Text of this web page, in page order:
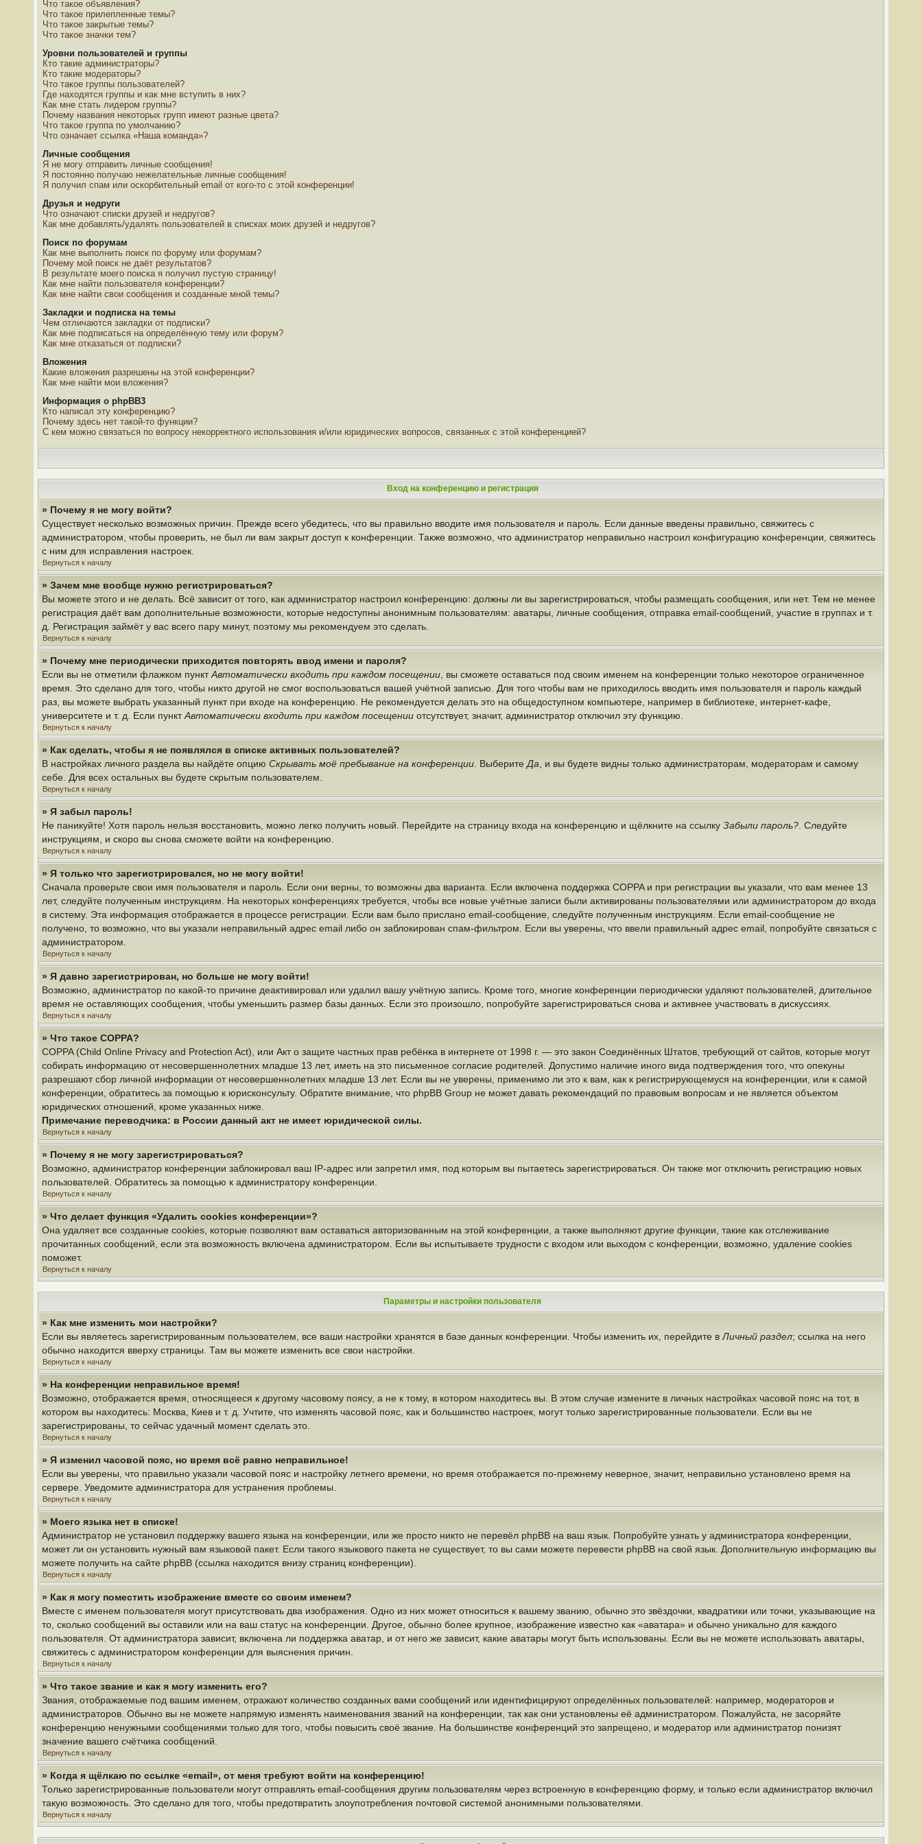
Что такое объявления?
Что такое прилепленные темы?
Что такое закрытые темы?
Что такое значки тем?
Уровни пользователей и группы
Кто такие администраторы?
Кто такие модераторы?
Что такое группы пользователей?
Где находятся группы и как мне вступить в них?
Как мне стать лидером группы?
Почему названия некоторых групп имеют разные цвета?
Что такое группа по умолчанию?
Что означает ссылка «Наша команда»?
Личные сообщения
Я не могу отправить личные сообщения!
Я постоянно получаю нежелательные личные сообщения!
Я получил спам или оскорбительный email от кого-то с этой конференции!
Друзья и недруги
Что означают списки друзей и недругов?
Как мне добавлять/удалять пользователей в списках моих друзей и недругов?
Поиск по форумам
Как мне выполнить поиск по форуму или форумам?
Почему мой поиск не даёт результатов?
В результате моего поиска я получил пустую страницу!
Как мне найти пользователя конференции?
Как мне найти свои сообщения и созданные мной темы?
Закладки и подписка на темы
Чем отличаются закладки от подписки?
Как мне подписаться на определённую тему или форум?
Как мне отказаться от подписки?
Вложения
Какие вложения разрешены на этой конференции?
Как мне найти мои вложения?
Информация о phpBB3
Кто написал эту конференцию?
Почему здесь нет такой-то функции?
С кем можно связаться по вопросу некорректного использования и/или юридических вопросов, связанных с этой конференцией?
Вход на конференцию и регистрация
» Почему я не могу войти?
Существует несколько возможных причин. Прежде всего убедитесь, что вы правильно вводите имя пользователя и пароль. Если данные введены правильно, свяжитесь с
администратором, чтобы проверить, не был ли вам закрыт доступ к конференции. Также возможно, что администратор неправильно настроил конфигурацию конференции, свяжитесь
с ним для исправления настроек.
Вернуться к началу
» Зачем мне вообще нужно регистрироваться?
Вы можете этого и не делать. Всё зависит от того, как администратор настроил конференцию: должны ли вы зарегистрироваться, чтобы размещать сообщения, или нет. Тем не менее
регистрация даёт вам дополнительные возможности, которые недоступны анонимным пользователям: аватары, личные сообщения, отправка email-сообщений, участие в группах и т.
д. Регистрация займёт у вас всего пару минут, поэтому мы рекомендуем это сделать.
Вернуться к началу
» Почему мне периодически приходится повторять ввод имени и пароля?
Если вы не отметили флажком пунктАвтоматически входить при каждом посещении , вы сможете оставаться под своим именем на конференции только некоторое ограниченное
время. Это сделано для того, чтобы никто другой не смог воспользоваться вашей учётной записью. Для того чтобы вам не приходилось вводить имя пользователя и пароль каждый
раз, вы можете выбрать указанный пункт при входе на конференцию. Не рекомендуется делать это на общедоступном компьютере, например в библиотеке, интернет-кафе,
университете и т. д. Если пунктАвтоматически входить при каждом посещении отсутствует, значит, администратор отключил эту функцию.
Вернуться к началу
» Как сделать, чтобы я не появлялся в списке активных пользователей?
В настройках личного раздела вы найдёте опцию Скрывать моё пребывание на конференции . Выберите Да , и вы будете видны только администраторам, модераторам и самому
себе. Для всех остальных вы будете скрытым пользователем.
Вернуться к началу
» Я забыл пароль!
Не паникуйте! Хотя пароль нельзя восстановить, можно легко получить новый. Перейдите на страницу входа на конференцию и щёлкните на ссылку Забыли пароль? . Следуйте
инструкциям, и скоро вы снова сможете войти на конференцию.
Вернуться к началу
» Я только что зарегистрировался, но не могу войти!
Сначала проверьте свои имя пользователя и пароль. Если они верны, то возможны два варианта. Если включена поддержка COPPA и при регистрации вы указали, что вам менее 13
лет, следуйте полученным инструкциям. На некоторых конференциях требуется, чтобы все новые учётные записи были активированы пользователями или администратором до входа
в систему. Эта информация отображается в процессе регистрации. Если вам было прислано email-сообщение, следуйте полученным инструкциям. Если email-сообщение не
получено, то возможно, что вы указали неправильный адрес email либо он заблокирован спам-фильтром. Если вы уверены, что ввели правильный адрес email, попробуйте связаться с
администратором.
Вернуться к началу
» Я давно зарегистрирован, но больше не могу войти!
Возможно, администратор по какой-то причине деактивировал или удалил вашу учётную запись. Кроме того, многие конференции периодически удаляют пользователей, длительное
время не оставляющих сообщения, чтобы уменьшить размер базы данных. Если это произошло, попробуйте зарегистрироваться снова и активнее участвовать в дискуссиях.
Вернуться к началу
» Что такое COPPA?
COPPA (Child Online Privacy and Protection Act), или Акт о защите частных прав ребёнка в интернете от 1998 г. — это закон Соединённых Штатов, требующий от сайтов, которые могут
собирать информацию от несовершеннолетних младше 13 лет, иметь на это письменное согласие родителей. Допустимо наличие иного вида подтверждения того, что опекуны
разрешают сбор личной информации от несовершеннолетних младше 13 лет. Если вы не уверены, применимо ли это к вам, как к регистрирующемуся на конференции, или к самой
конференции, обратитесь за помощью к юрисконсульту. Обратите внимание, что phpBB Group не может давать рекомендаций по правовым вопросам и не является объектом
юридических отношений, кроме указанных ниже.
Примечание переводчика: в России данный акт не имеет юридической силы.
Вернуться к началу
» Почему я не могу зарегистрироваться?
Возможно, администратор конференции заблокировал ваш IP-адрес или запретил имя, под которым вы пытаетесь зарегистрироваться. Он также мог отключить регистрацию новых
пользователей. Обратитесь за помощью к администратору конференции.
Вернуться к началу
» Что делает функция «Удалить cookies конференции»?
Она удаляет все созданные cookies, которые позволяют вам оставаться авторизованным на этой конференции, а также выполняют другие функции, такие как отслеживание
прочитанных сообщений, если эта возможность включена администратором. Если вы испытываете трудности с входом или выходом с конференции, возможно, удаление cookies
поможет.
Вернуться к началу
Параметры и настройки пользователя
» Как мне изменить мои настройки?
Если вы являетесь зарегистрированным пользователем, все ваши настройки хранятся в базе данных конференции. Чтобы изменить их, перейдите в Личный раздел; ссылка на него
обычно находится вверху страницы. Там вы можете изменить все свои настройки.
Вернуться к началу
» На конференции неправильное время!
Возможно, отображается время, относящееся к другому часовому поясу, а не к тому, в котором находитесь вы. В этом случае измените в личных настройках часовой пояс на тот, в
котором вы находитесь: Москва, Киев и т. д. Учтите, что изменять часовой пояс, как и большинство настроек, могут только зарегистрированные пользователи. Если вы не
зарегистрированы, то сейчас удачный момент сделать это.
Вернуться к началу
» Я изменил часовой пояс, но время всё равно неправильное!
Если вы уверены, что правильно указали часовой пояс и настройку летнего времени, но время отображается по-прежнему неверное, значит, неправильно установлено время на
сервере. Уведомите администратора для устранения проблемы.
Вернуться к началу
» Моего языка нет в списке!
Администратор не установил поддержку вашего языка на конференции, или же просто никто не перевёл phpBB на ваш язык. Попробуйте узнать у администратора конференции,
может ли он установить нужный вам языковой пакет. Если такого языкового пакета не существует, то вы сами можете перевести phpBB на свой язык. Дополнительную информацию вы
можете получить на сайте phpBB (ссылка находится внизу страниц конференции).
Вернуться к началу
» Как я могу поместить изображение вместе со своим именем?
Вместе с именем пользователя могут присутствовать два изображения. Одно из них может относиться к вашему званию, обычно это звёздочки, квадратики или точки, указывающие на
то, сколько сообщений вы оставили или на ваш статус на конференции. Другое, обычно более крупное, изображение известно как «аватара» и обычно уникально для каждого
пользователя. От администратора зависит, включена ли поддержка аватар, и от него же зависит, какие аватары могут быть использованы. Если вы не можете использовать аватары,
свяжитесь с администратором конференции для выяснения причин.
Вернуться к началу
» Что такое звание и как я могу изменить его?
Звания, отображаемые под вашим именем, отражают количество созданных вами сообщений или идентифицируют определённых пользователей: например, модераторов и
администраторов. Обычно вы не можете напрямую изменять наименования званий на конференции, так как они установлены её администратором. Пожалуйста, не засоряйте
конференцию ненужными сообщениями только для того, чтобы повысить своё звание. На большинстве конференций это запрещено, и модератор или администратор понизят
значение вашего счётчика сообщений.
Вернуться к началу
» Когда я щёлкаю по ссылке «email», от меня требуют войти на конференцию!
Только зарегистрированные пользователи могут отправлять email-сообщения другим пользователям через встроенную в конференцию форму, и только если администратор включил
такую возможность. Это сделано для того, чтобы предотвратить злоупотребления почтовой системой анонимными пользователями.
Вернуться к началу